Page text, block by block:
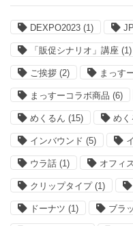
DEXPO2023 (1)
「販促シナリオ」講座 (1)
ご挨拶 (2) まっす
まっすーコラボ商品 (6)
めくるん (15) めく
インバウンド (5)
ウラ話 (1) オフィス
クリップタイプ(1)
ドーナツ (1) ブラ